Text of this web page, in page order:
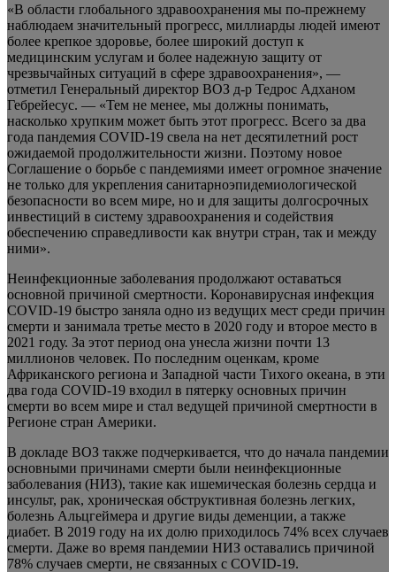
«В области глобального здравоохранения мы по-прежнему
наблюдаем значительный прогресс, миллиарды людей имеют
более крепкое здоровье, более широкий доступ к
медицинским услугам и более надежную защиту от
чрезвычайных ситуаций в сфере здравоохранения», —
отметил Генеральный директор ВОЗ д-р Тедрос Адханом
Гебрейесус. — «Тем не менее, мы должны понимать,
насколько хрупким может быть этот прогресс. Всего за два
года пандемия COVID-19 свела на нет десятилетний рост
ожидаемой продолжительности жизни. Поэтому новое
Соглашение о борьбе с пандемиями имеет огромное значение
не только для укрепления санитарноэпидемиологической
безопасности во всем мире, но и для защиты долгосрочных
инвестиций в систему здравоохранения и содействия
обеспечению справедливости как внутри стран, так и между
ними».
Неинфекционные заболевания продолжают оставаться
основной причиной смертности. Коронавирусная инфекция
COVID-19 быстро заняла одно из ведущих мест среди причин
смерти и занимала третье место в 2020 году и второе место в
2021 году. За этот период она унесла жизни почти 13
миллионов человек. По последним оценкам, кроме
Африканского региона и Западной части Тихого океана, в эти
два года COVID-19 входил в пятерку основных причин
смерти во всем мире и стал ведущей причиной смертности в
Регионе стран Америки.
В докладе ВОЗ также подчеркивается, что до начала пандемии
основными причинами смерти были неинфекционные
заболевания (НИЗ), такие как ишемическая болезнь сердца и
инсульт, рак, хроническая обструктивная болезнь легких,
болезнь Альцгеймера и другие виды деменции, а также
диабет. В 2019 году на их долю приходилось 74% всех случаев
смерти. Даже во время пандемии НИЗ оставались причиной
78% случаев смерти, не связанных с COVID-19.